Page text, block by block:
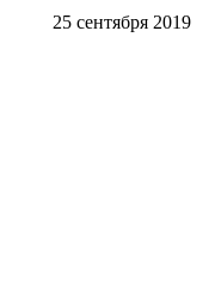
25 сентября 2019